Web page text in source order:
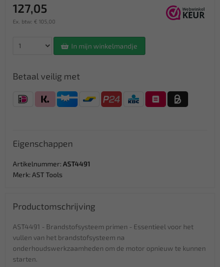
127,05
Ex. btw: € 105,00
In mijn winkelmandje
Betaal veilig met
Eigenschappen
Artikelnummer: AST4491
Merk: AST Tools
Productomschrijving
AST4491 - Brandstofsysteem primen - Essentieel voor het
vullen van het brandstofsysteem na
onderhoudswerkzaamheden om de motor opnieuw te kunnen
starten.